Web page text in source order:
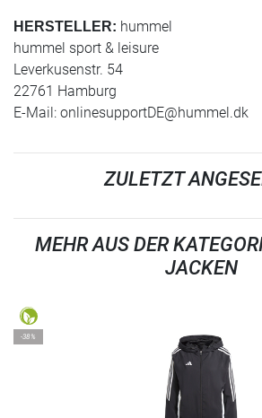
HERSTELLER: hummel
hummel sport & leisure
Leverkusenstr. 54
22761 Hamburg
E-Mail: onlinesupportDE@hummel.dk
ZULETZT
MEHR AUS DER
JACKEN
-38%